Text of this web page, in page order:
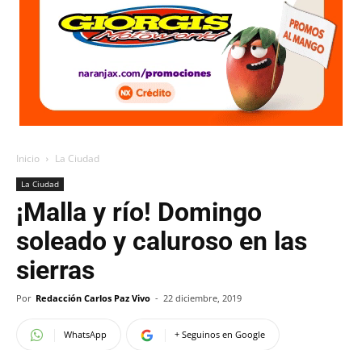
Inicio La Ciudad
La Ciudad
¡Malla y río! Domingo
soleado y caluroso en las
sierras
Por Redacción Carlos Paz Vivo - 22 diciembre, 2019
WhatsApp + Seguinos en Google